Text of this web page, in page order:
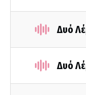
Δυό
Δυό